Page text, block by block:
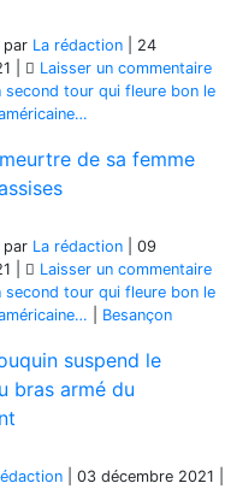
par La rédaction
24
Laisser un commentaire
second tour qui fleure bon le
de sa femme
par La rédaction
09
Laisser un commentaire
second tour qui fleure bon le
Besançon
suspend le
bras armé du
03 décembre 2021